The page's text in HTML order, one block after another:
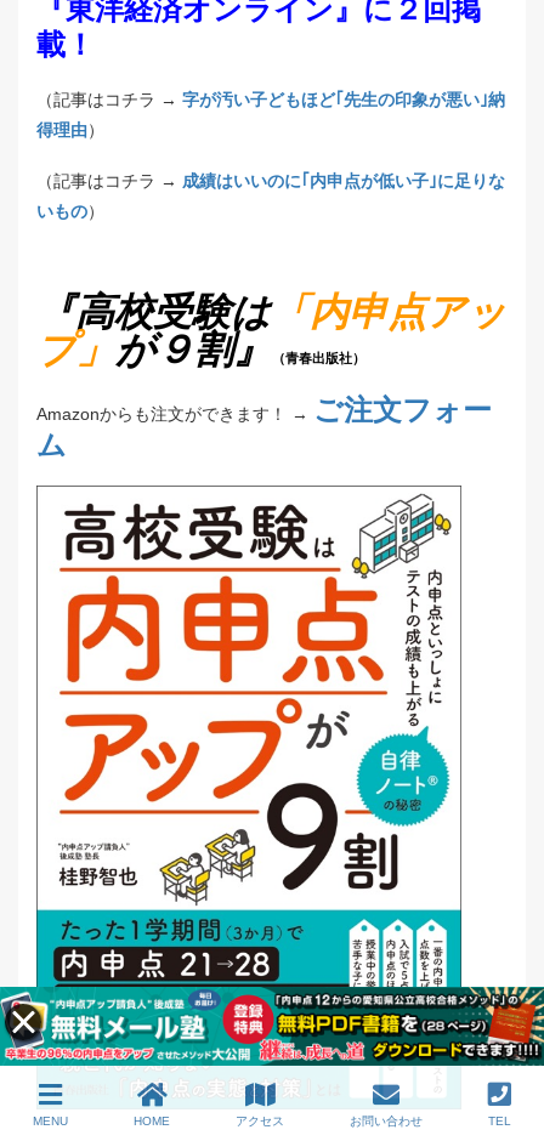
『東洋経済オンライン』に２回掲
載！
（記事はコチラ → 字が汚い子どもほど｢先生の印象が悪い｣納
得理由）
（記事はコチラ → 成績はいいのに｢内申点が低い子｣に足りな
いもの）
『高校受験は「内申点アッ
プ」 が９割』 （青春出版社）
Amazonからも注文ができます！ → ご注文フォー
ム
MENU HOME アクセス お問い合わせ TEL